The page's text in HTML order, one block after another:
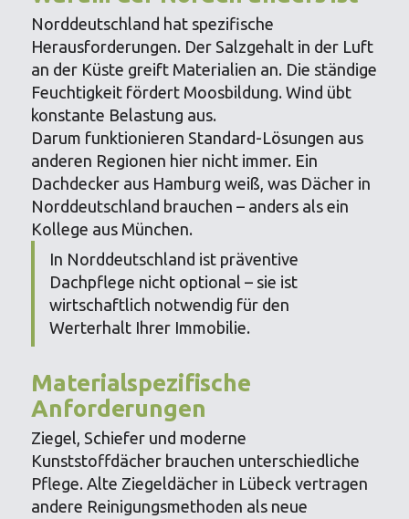
Norddeutschland hat spezifische
Herausforderungen. Der Salzgehalt in der Luft
an der Küste greift Materialien an. Die ständige
Feuchtigkeit fördert Moosbildung. Wind übt
konstante Belastung aus.
Darum funktionieren Standard-Lösungen aus
anderen Regionen hier nicht immer. Ein
Dachdecker aus Hamburg weiß, was Dächer in
Norddeutschland brauchen – anders als ein
Kollege aus München.
In Norddeutschland ist präventive
Dachpflege nicht optional – sie ist
wirtschaftlich notwendig für den
Werterhalt Ihrer Immobilie.
Materialspezifische
Anforderungen
Ziegel, Schiefer und moderne
Kunststoffdächer brauchen unterschiedliche
Pflege. Alte Ziegeldächer in Lübeck vertragen
andere Reinigungsmethoden als neue